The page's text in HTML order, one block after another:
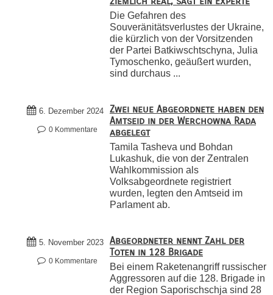
Die Gefahren des
Souveränitätsverlustes der Ukraine,
die kürzlich von der Vorsitzenden
der Partei Batkiwschtschyna, Julia
Tymoschenko, geäußert wurden,
sind durchaus ...
6. Dezember 2024
0 Kommentare
Zwei neue Abgeordnete haben den
Amtseid in der Werchowna Rada
abgelegt
Tamila Tasheva und Bohdan
Lukashuk, die von der Zentralen
Wahlkommission als
Volksabgeordnete registriert
wurden, legten den Amtseid im
Parlament ab.
5. November 2023
0 Kommentare
Abgeordneter nennt Zahl der
Toten in 128 Brigade
Bei einem Raketenangriff russischer
Aggressoren auf die 128. Brigade in
der Region Saporischschja sind 28